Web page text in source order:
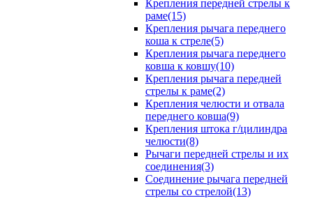
Крепления передней стрелы к
раме(15)
Крепления рычага переднего
коша к стреле(5)
Крепления рычага переднего
ковша к ковшу(10)
Крепления рычага передней
стрелы к раме(2)
Крепления челюсти и отвала
переднего ковша(9)
Крепления штока г/цилиндра
челюсти(8)
Рычаги передней стрелы и их
соединения(3)
Соединение рычага передней
стрелы со стрелой(13)